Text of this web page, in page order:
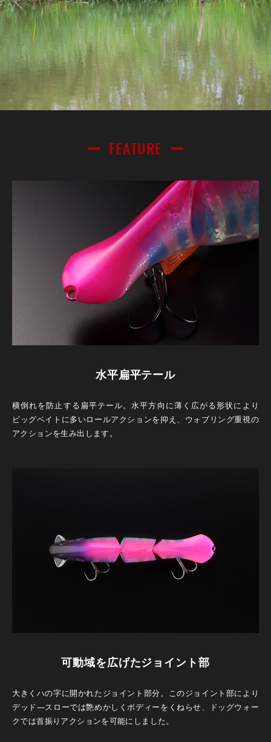
FEATURE
水平扁平テール
横倒れを防止する扁平テール。水平方向に薄く広がる形状により
ビッグベイトに多いロールアクションを抑え、ウォブリング重視の
アクションを生み出します。
可動域を広げたジョイント部
大きくハの字に開かれたジョイント部分。このジョイント部により
デッド―スローでは艶めかしくボディーをくねらせ、ドッグウォー
クでは首振りアクションを可能にしました。